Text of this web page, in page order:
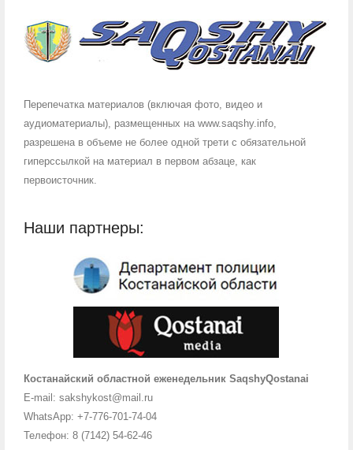
Перепечатка материалов (включая фото, видео и
аудиоматериалы), размещенных на www.saqshy.info,
разрешена в объеме не более одной трети с обязательной
гиперссылкой на материал в первом абзаце, как
первоисточник.
Наши партнеры:
Костанайский областной еженедельник SaqshyQostanai
E-mail: sakshykost@mail.ru
WhatsApp: +7-776-701-74-04
Телефон: 8 (7142) 54-62-46